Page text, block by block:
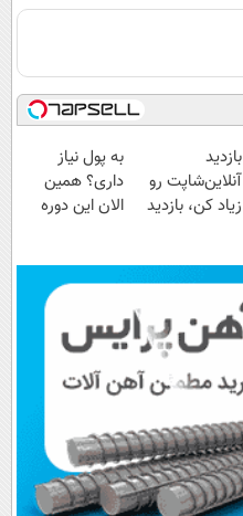
بازدید
آنلاین‌شاپت رو
زیاد کن، بازدید
به پول نیاز
داری؟ همین
الان این دوره